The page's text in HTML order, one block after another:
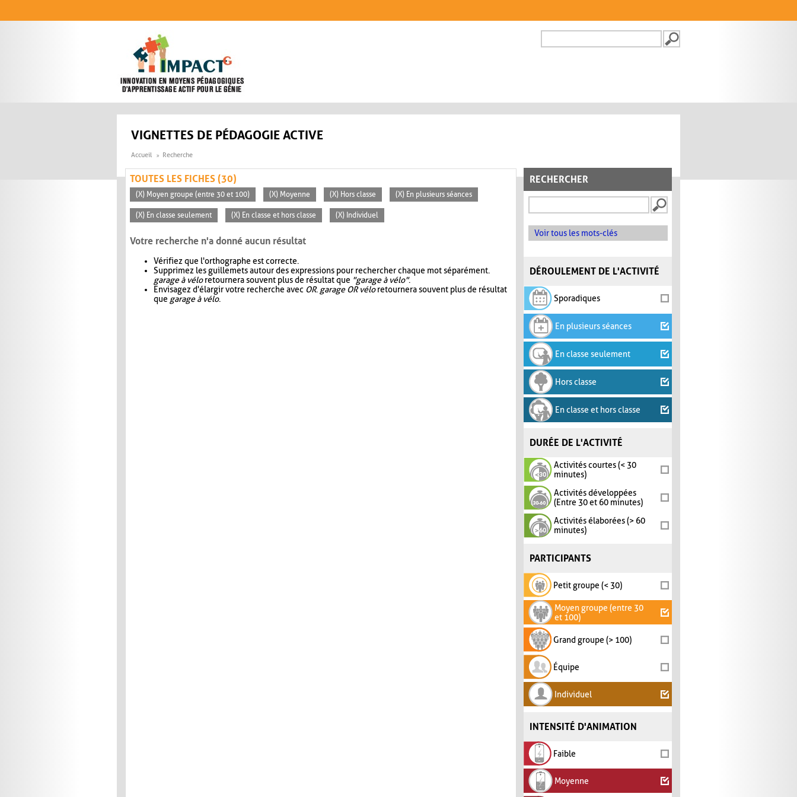
FORMULAIRE DE
VIGNETTES DE PÉDAGOGIE ACTIVE
Accueil Recherche
RECHERCHER
Voir tous les mots-clés
DÉROULEMENT DE L'ACTIVITÉ
Sporadiques
En plusieurs séances
En classe seulement
Hors classe
En classe et hors classe
DURÉE DE L'ACTIVITÉ
Activités courtes (< 30
minutes)
Activités développées
(Entre 30 et 60 minutes)
Activités élaborées (> 60
minutes)
PARTICIPANTS
Petit groupe (< 30)
Moyen groupe (entre 30
et 100)
Grand groupe (> 100)
Équipe
Individuel
INTENSITÉ D'ANIMATION
Faible
Moyenne
TOUTES LES FICHES (30)
(X) Moyen groupe (entre 30 et 100) (X) Moyenne (X) Hors classe (X) En plusieurs séances
(X) En classe seulement (X) En classe et hors classe (X) Individuel
Votre recherche n'a donné aucun résultat
Vérifiez que l'orthographe est correcte.
Supprimez les guillemets autour des expressions pour rechercher chaque mot séparément.
garage à véloretournera souvent plus de résultat que "garage à vélo".
Envisagez d'élargir votre recherche avec OR. garage OR véloretournera souvent plus de résultat
que garage à vélo.